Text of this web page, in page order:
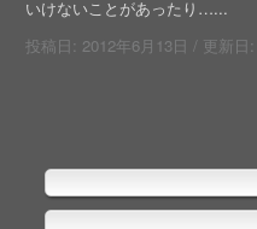
いけないことがあったり…...
投稿日: 2012年6月13日 / 更新日: